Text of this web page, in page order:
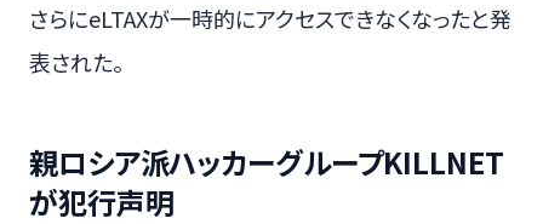
さらにeLTAXが一時的にアクセスできなくなったと発
表された。
親ロシア派ハッカーグループKILLNET
が犯行声明